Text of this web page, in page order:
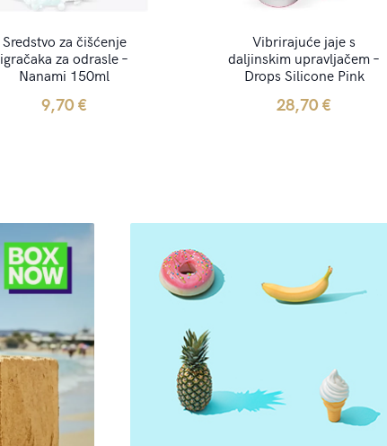
Sredstvo za čišćenje
igračaka za odrasle –
Nanami 150ml
9,70€
Vibrirajuće jaje s
daljinskim upravljačem –
Drops Silicone Pink
28,70€